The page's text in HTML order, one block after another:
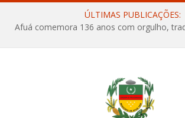
ÚLTIMAS PUBLICAÇÕES: